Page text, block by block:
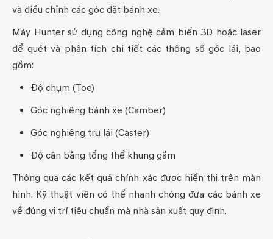
và điều chỉnh các góc đặt bánh xe.
Máy Hunter sử dụng công nghệ cảm biến 3D hoặc laser
để quét và phân tích chi tiết các thông số góc lái, bao
gồm:
Độ chụm (Toe)
Góc nghiêng bánh xe (Camber)
Góc nghiêng trụ lái (Caster)
Độ cân bằng tổng thể khung gầm
Thông qua các kết quả chính xác được hiển thị trên màn
hình. Kỹ thuật viên có thể nhanh chóng đưa các bánh xe
về đúng vị trí tiêu chuẩn mà nhà sản xuất quy định.